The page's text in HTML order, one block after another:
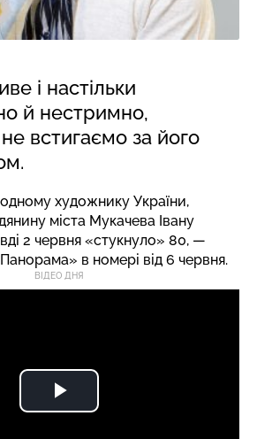
і настільки
й нестримно,
встигаємо за його
художнику України,
міста Мукачева Івану
2 червня «стукнуло» 80, —
в номері від 6 червня.
ВІДЕО ДНЯ